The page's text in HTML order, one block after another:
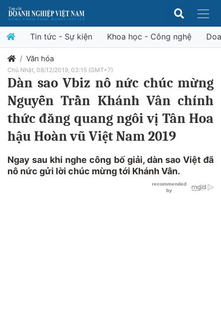
Tin tức - Sự kiện Khoa học - Công nghệ
Văn hóa
Chủ Nhật, 08/12/2019, 03:15 (GMT+7)
Dàn sao Vbiz nô nức chúc mừng
Nguyễn Trần Khánh Vân chính
thức đăng quang ngôi vị Tân Hoa
hậu Hoàn vũ Việt Nam 2019
Ngay sau khi nghe công bố giải, dàn sao Việt đã
nô nức gửi lời chúc mừng tới Khánh Vân.